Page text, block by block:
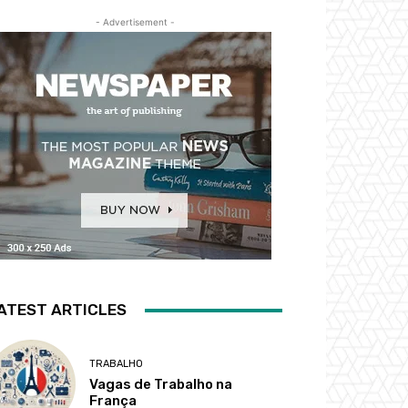
- Advertisement -
ARTICLES
TRABALHO
Vagas de Trabalho na
França